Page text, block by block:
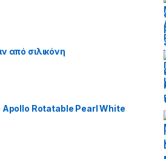
από σιλικόνη
Apollo Rotatable Pearl White